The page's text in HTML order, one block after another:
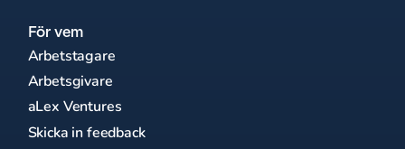
För vem
Arbetstagare
Arbetsgivare
aLex Ventures
Skicka in feedback